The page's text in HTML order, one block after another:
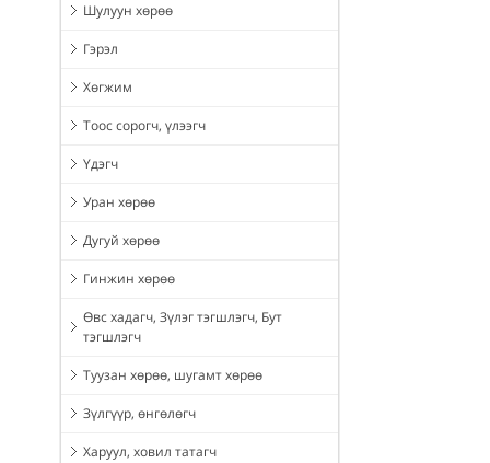
Шулуун хөрөө
Гэрэл
Хөгжим
Тоос сорогч, үлээгч
Үдэгч
Уран хөрөө
Дугуй хөрөө
Гинжин хөрөө
Өвс хадагч, Зүлэг тэгшлэгч, Бут
тэгшлэгч
Туузан хөрөө, шугамт хөрөө
Зүлгүүр, өнгөлөгч
Харуул, ховил татагч